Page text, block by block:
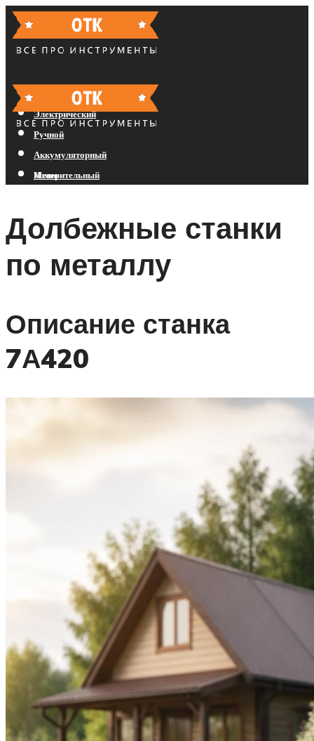
Бензиновый
Электрический
Ручной
Аккумуляторный
Измерительный
Меню
Долбежные станки
по металлу
Описание станка
7А420